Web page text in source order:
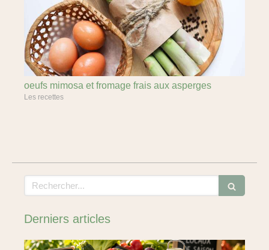
oeufs mimosa et fromage frais aux asperges
Les recettes
Rechercher
Derniers articles